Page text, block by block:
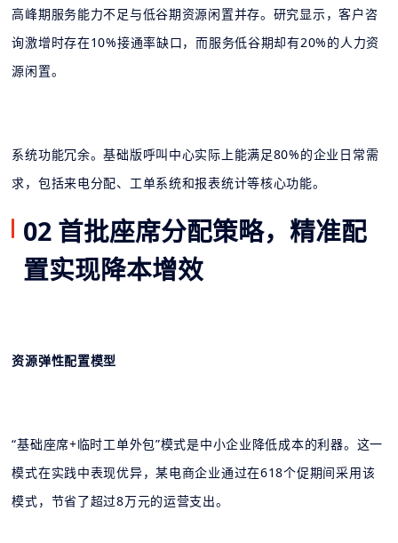
高峰期服务能力不足与低谷期资源闲置并存。研究显示，客户咨
询激增时存在10%接通率缺口，而服务低谷期却有20%的人力资
源闲置。
系统功能冗余。基础版呼叫中心实际上能满足80%的企业日常需
求，包括来电分配、工单系统和报表统计等核心功能。
02 首批座席分配策略，精准配
置实现降本增效
资源弹性配置模型
“基础座席+临时工单外包”模式是中小企业降低成本的利器。这一
模式在实践中表现优异，某电商企业通过在618个促期间采用该
模式，节省了超过8万元的运营支出。